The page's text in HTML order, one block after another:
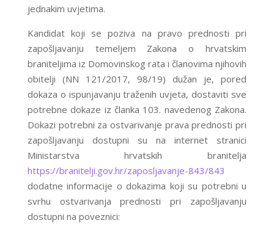
jednakim uvjetima.
Kandidat koji se poziva na pravo prednosti pri
zapošljavanju temeljem Zakona o hrvatskim
braniteljima iz Domovinskog rata i članovima njihovih
obitelji (NN 121/2017, 98/19) dužan je, pored
dokaza o ispunjavanju traženih uvjeta, dostaviti sve
potrebne dokaze iz članka 103. navedenog Zakona.
Dokazi potrebni za ostvarivanje prava prednosti pri
zapošljavanju dostupni su na internet stranici
Ministarstva hrvatskih branitelja
https://branitelji.gov.hr/zaposljavanje-843/843
dodatne informacije o dokazima koji su potrebni u
svrhu ostvarivanja prednosti pri zapošljavanju
dostupni na poveznici: